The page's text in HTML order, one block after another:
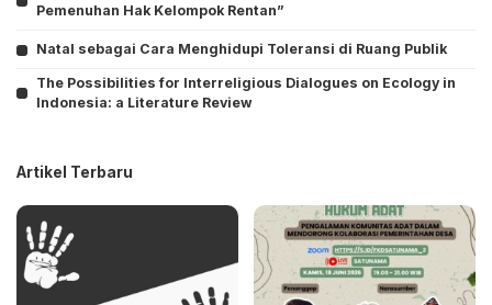
Pemenuhan Hak Kelompok Rentan”
Natal sebagai Cara Menghidupi Toleransi di Ruang Publik
The Possibilities for Interreligious Dialogues on Ecology in
Indonesia: a Literature Review
Artikel Terbaru